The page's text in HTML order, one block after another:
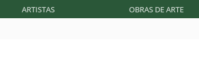
ARTISTAS OBRAS DE ARTE